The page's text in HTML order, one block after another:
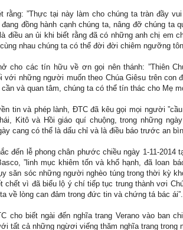
rằng: ”Thực tại này làm cho chúng ta tràn đầy
đồng hành cạnh chúng ta, nâng đỡ chúng
điều an ủi khi biết rằng đã có những anh chị em
nhau chúng ta có thể đời đời chiêm ngưỡng
cho các tín hữu về ơn gọi nên thánh: ”Thiên
với những người muốn theo Chúa Giêsu trên
và quan tâm, chúng ta có thể tín thác cho Mẹ
tin và phép lành, ĐTC đã kêu gọi mọi người
Kitô và Hồi giáo quí chuộng, trong những
cang có thể là dấu chỉ và là điều báo trước an
đến lễ phong chân phước chiều ngày 1-11-2014
”linh mục khiêm tốn và khổ hạnh, đã loan
săn sóc những người nghèo túng trong thời kỳ
chết vì đã biểu lộ ý chí tiếp tục trung thành vơi
về lòng can đảm trong đức tin và chứng tá bác ái”.
cho biết ngài đến nghĩa trang Verano vào ban
tất cả những ngừơi viếng thăm nghĩa trang trong